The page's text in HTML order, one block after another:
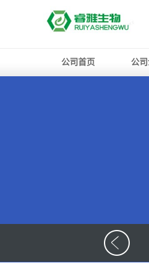
公司首页 公